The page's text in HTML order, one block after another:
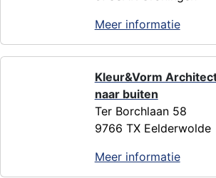
Meer informatie
Kleur&Vorm
naar buiten
Ter Borchlaan 58
9766 TX Eelderwolde
Meer informatie